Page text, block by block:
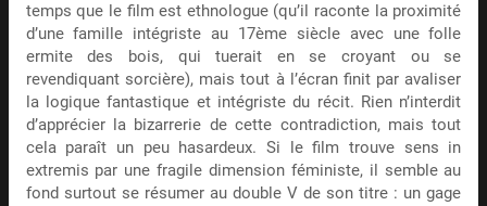
temps que le film est ethnologue (qu’il raconte la proximité
d’une famille intégriste au 17ème siècle avec une folle
ermite des bois, qui tuerait en se croyant ou se
revendiquant sorcière), mais tout à l’écran finit par avaliser
la logique fantastique et intégriste du récit. Rien n’interdit
d’apprécier la bizarrerie de cette contradiction, mais tout
cela paraît un peu hasardeux. Si le film trouve sens in
extremis par une fragile dimension féministe, il semble au
fond surtout se résumer au double V de son titre : un gage